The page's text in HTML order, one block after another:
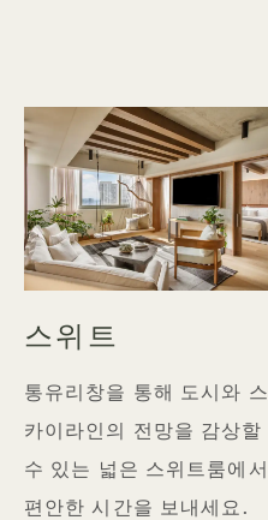
스위트
통유리창을 통해 도시와 스
카이라인의 전망을 감상할
수 있는 넓은 스위트룸에서
편안한 시간을 보내세요.